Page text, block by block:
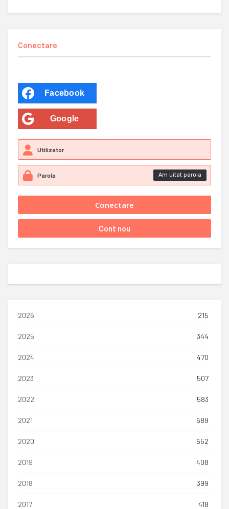
Conectare
Facebook
Google
Am uitat parola
2026 215
2025 344
2024 470
2023 507
2022 583
2021 689
2020 652
2019 408
2018 399
2017 418